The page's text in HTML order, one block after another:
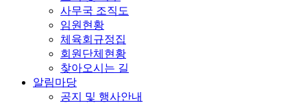
사무국 조직도
임원현황
체육회규정집
회원단체현황
찾아오시는 길
알림마당
공지 및 행사안내